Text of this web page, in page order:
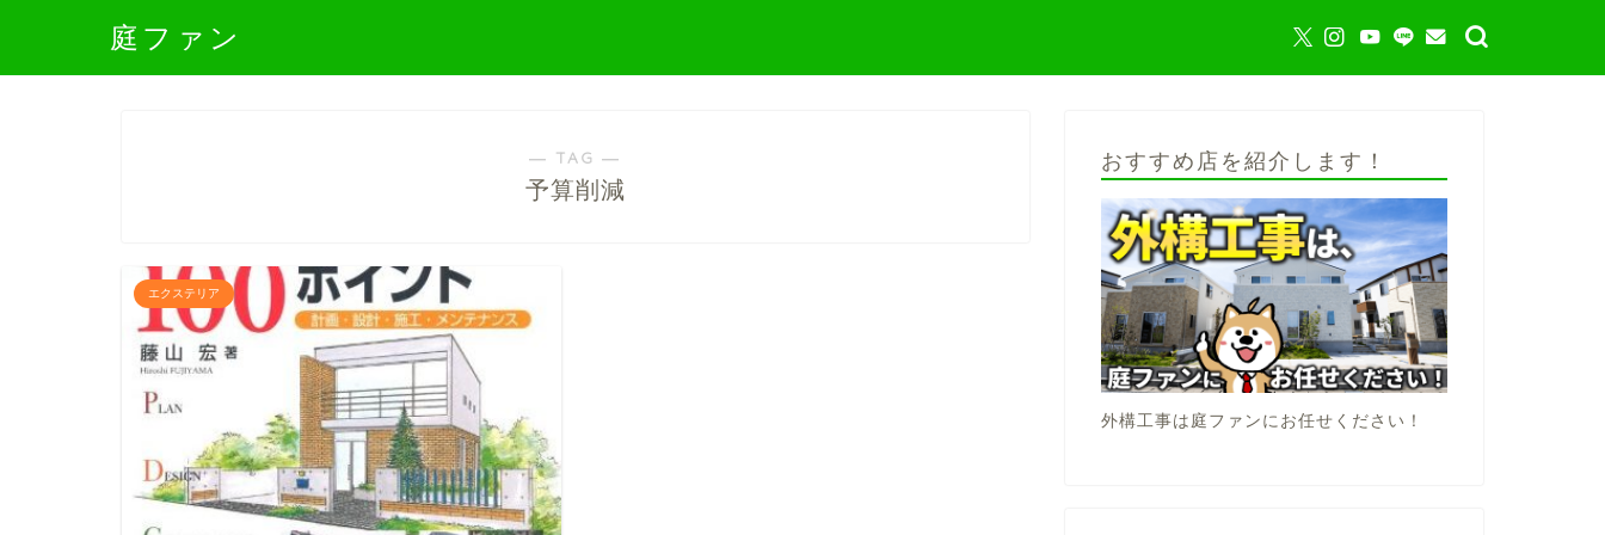
庭ファン
― TAG ―
予算削減
エクステリア
おすすめ店を紹介します！
外構工事は庭ファンにお任せください！